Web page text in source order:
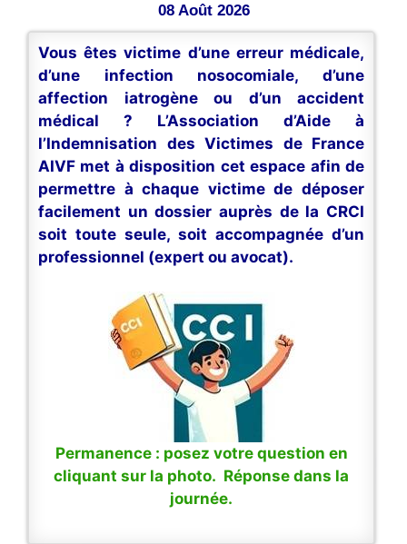
08 Août 2026
Vous êtes victime d’une erreur médicale,
d’une infection nosocomiale, d’une
affection iatrogène ou d’un accident
médical ? L’Association d’Aide à
l’Indemnisation des Victimes de France
AIVF met à disposition cet espace afin de
permettre à chaque victime de déposer
facilement un dossier auprès de la CRCI
soit toute seule, soit accompagnée d’un
professionnel (expert ou avocat).
Permanence : posez votre question en
cliquant sur la photo. Réponse dans la
journée.